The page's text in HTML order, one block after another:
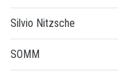
Silvio Nitzsche
SOMM